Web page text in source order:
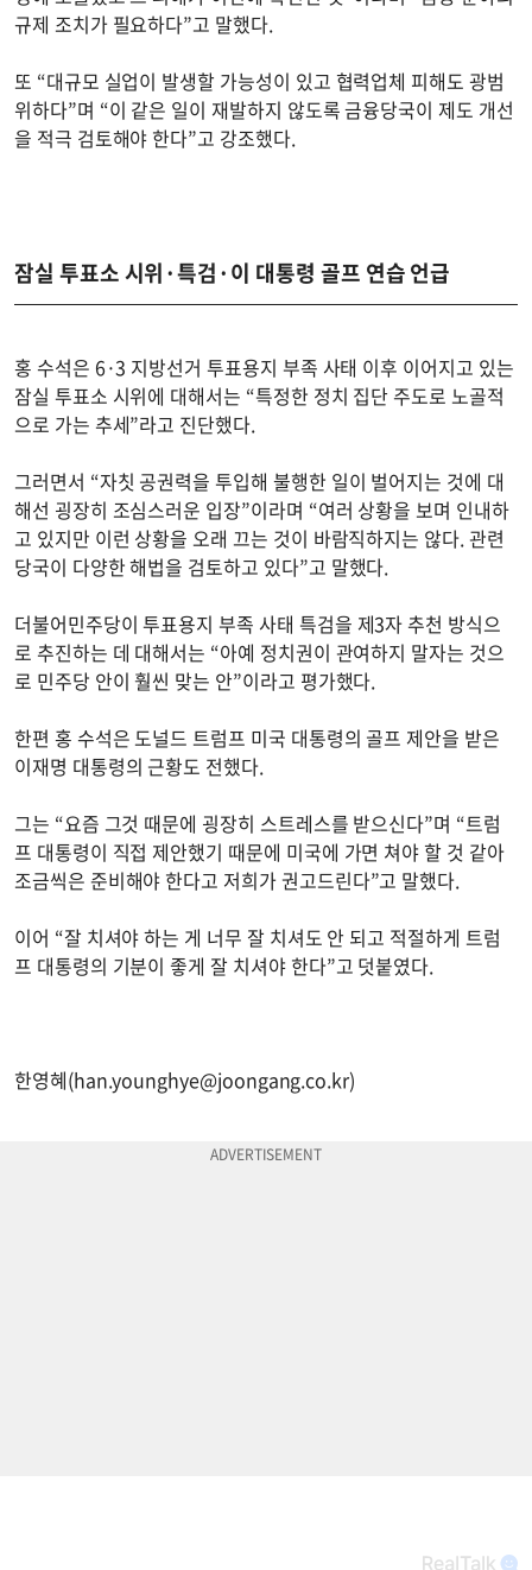
규제 조치가 필요하다”고 말했다.
또 “대규모 실업이 발생할 가능성이 있고 협력업체 피해도 광범
위하다”며 “이 같은 일이 재발하지 않도록 금융당국이 제도 개선
을 적극 검토해야 한다”고 강조했다.
잠실 투표소 시위·특검·이 대통령 골프 연습 언급
홍 수석은 6·3 지방선거 투표용지 부족 사태 이후 이어지고 있는
잠실 투표소 시위에 대해서는 “특정한 정치 집단 주도로 노골적
으로 가는 추세”라고 진단했다.
그러면서 “자칫 공권력을 투입해 불행한 일이 벌어지는 것에 대
해선 굉장히 조심스러운 입장”이라며 “여러 상황을 보며 인내하
고 있지만 이런 상황을 오래 끄는 것이 바람직하지는 않다. 관련
당국이 다양한 해법을 검토하고 있다”고 말했다.
더불어민주당이 투표용지 부족 사태 특검을 제3자 추천 방식으
로 추진하는 데 대해서는 “아예 정치권이 관여하지 말자는 것으
로 민주당 안이 훨씬 맞는 안”이라고 평가했다.
한편 홍 수석은 도널드 트럼프 미국 대통령의 골프 제안을 받은
이재명 대통령의 근황도 전했다.
그는 “요즘 그것 때문에 굉장히 스트레스를 받으신다”며 “트럼
프 대통령이 직접 제안했기 때문에 미국에 가면 쳐야 할 것 같아
조금씩은 준비해야 한다고 저희가 권고드린다”고 말했다.
이어 “잘 치셔야 하는 게 너무 잘 치셔도 안 되고 적절하게 트럼
프 대통령의 기분이 좋게 잘 치셔야 한다”고 덧붙였다.
한영혜(han.younghye@joongang.co.kr)